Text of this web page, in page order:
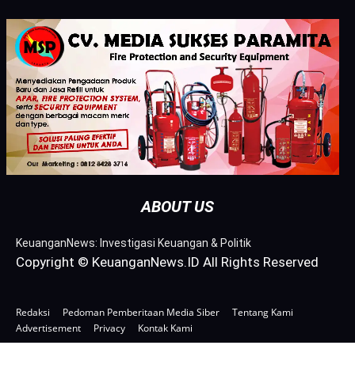
ABOUT US
KeuanganNews: Investigasi Keuangan & Politik
Copyright © KeuanganNews.ID All Rights Reserved
Redaksi Pedoman Pemberitaan Media Siber
Tentang Kami
Advertisement
Privacy Kontak Kami